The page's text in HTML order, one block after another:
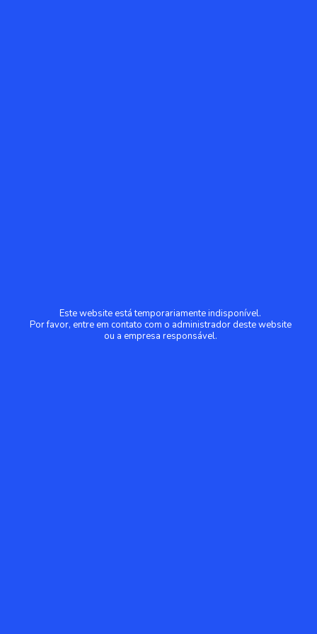
Este website está temporariamente indisponível.
Por favor, entre em contato com o administrador deste website
ou a empresa responsável.